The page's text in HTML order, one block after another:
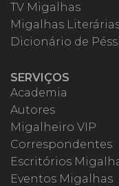
TV Migalhas
Migalhas
Dicionário de
SERVIÇOS
Academia
Autores
Migalheiro VIP
Correspondentes
Escritórios
Eventos Migalhas